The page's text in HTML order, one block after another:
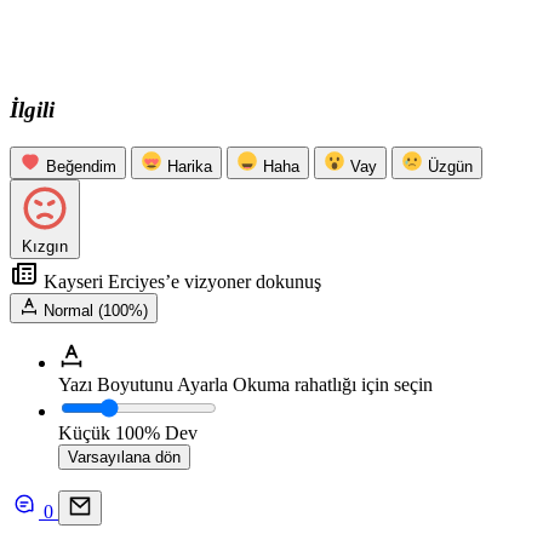
İlgili
Beğendim Harika Haha Vay Üzgün
Kızgın
Kayseri Erciyes’e vizyoner dokunuş
Normal (100%)
Yazı Boyutunu Ayarla Okuma rahatlığı için seçin
Küçük 100% Dev
Varsayılana dön
0